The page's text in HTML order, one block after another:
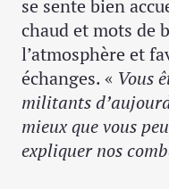
se sente bien
chaud et mots de
l’atmosphère et
échanges. « Vous
militants
mieux que vous
expliquer nos